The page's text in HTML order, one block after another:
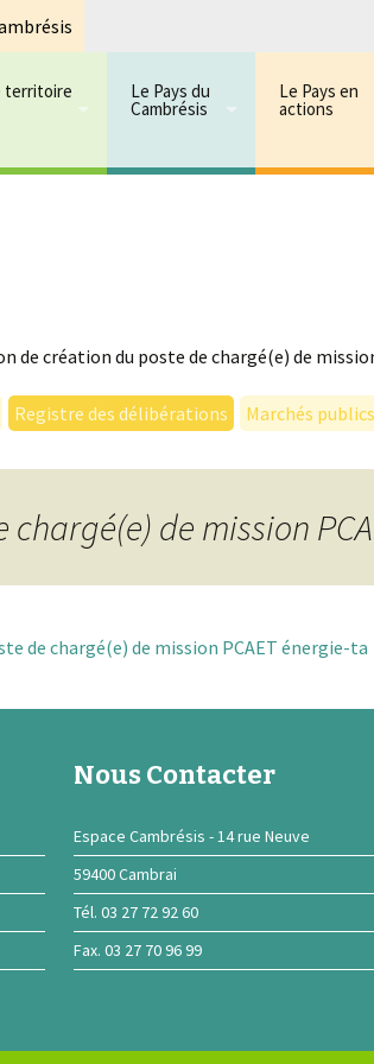
territoire Le Pays du
Cambrésis
Le Pays en
actions
de création du poste de chargé(e) de
Registre des délibérations Marchés publics
de mission
de chargé(e) de mission PCAET énergie-ta
Nous Contacter
Espace Cambrésis - 14 rue Neuve
59400 Cambrai
Tél. 03 27 72 92 60
Fax. 03 27 70 96 99